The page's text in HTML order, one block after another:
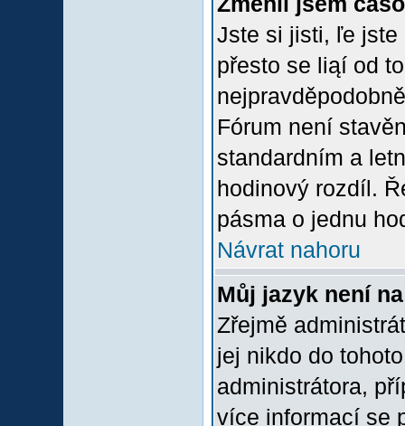
Jste si jisti, ľe jste
přesto se liąí od
Fórum není
standardním a
hodinový rozdíl.
pásma o jednu
Návrat nahoru
Můj jazyk není
Zřejmě
jej nikdo do
administrátora,
více informací se